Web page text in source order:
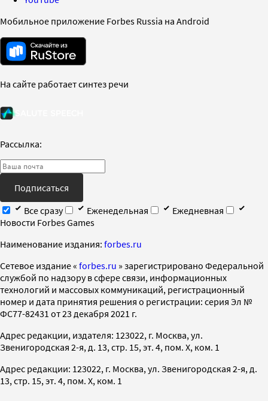
Мобильное приложение Forbes Russia на Android
На сайте работает синтез речи
Рассылка:
Подписаться
Все сразу
Еженедельная
Ежедневная
Новости Forbes Games
Наименование издания: forbes.ru
Cетевое издание « forbes.ru » зарегистрировано Федеральной
службой по надзору в сфере связи, информационных
технологий и массовых коммуникаций, регистрационный
номер и дата принятия решения о регистрации: серия Эл №
ФС77-82431 от 23 декабря 2021 г.
Адрес редакции, издателя: 123022, г. Москва, ул.
Звенигородская 2-я, д. 13, стр. 15, эт. 4, пом. X, ком. 1
Адрес редакции: 123022, г. Москва, ул. Звенигородская 2-я, д.
13, стр. 15, эт. 4, пом. X, ком. 1